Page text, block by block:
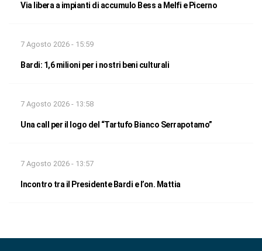
Via libera a impianti di accumulo Bess a Melfi e Picerno
7 Agosto 2026 - 15:59
Bardi: 1,6 milioni per i nostri beni culturali
7 Agosto 2026 - 13:58
Una call per il logo del “Tartufo Bianco Serrapotamo”
7 Agosto 2026 - 13:57
Incontro tra il Presidente Bardi e l’on. Mattia